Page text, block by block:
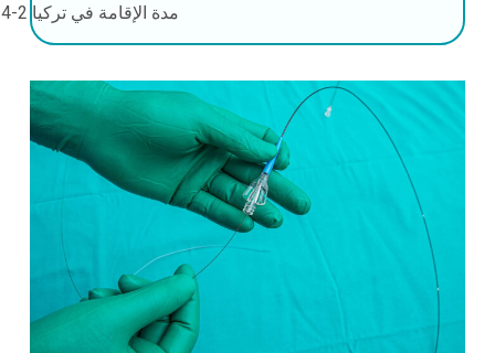
مدة الإقامة في تركيا 2-4 أيام